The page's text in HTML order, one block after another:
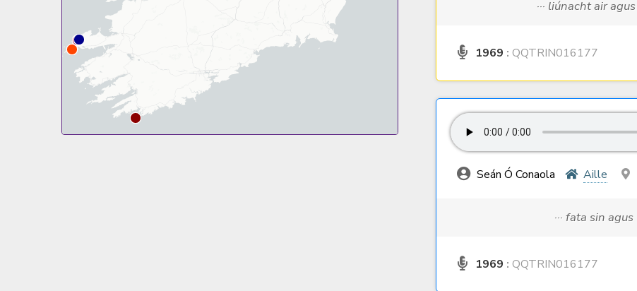
··· liúnacht air agus
1969 : QQTRIN016177
Seán Ó Conaola Aille
··· fata sin agus
1969 : QQTRIN016177